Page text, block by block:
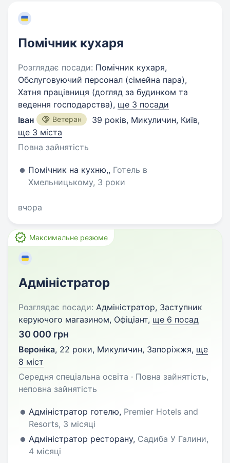
Помічник кухаря
Розглядає посади: Помічник кухаря,
Обслуговуючий персонал (сімейна пара),
Хатня працівниця (догляд за будинком та
ведення господарства), ще 3 посади
Іван
Ветеран 39 років, Микуличин, Київ,
ще 3 міста
Повна зайнятість
Помічник на кухню,, Готель в
Хмельницькому, 3 роки
вчора
Максимальне резюме
Адміністратор
Розглядає посади: Адміністратор, Заступник
керуючого магазином, Офіціант, ще 6 посад
30 000 грн
Вероніка, 22 роки, Микуличин, Запоріжжя, ще
8 міст
Середня спеціальна освіта · Повна зайнятість,
неповна зайнятість
Адміністратор готелю, Premier Hotels and
Resorts, 3 місяці
Адміністратор ресторану, Садиба У Галини,
4 місяці